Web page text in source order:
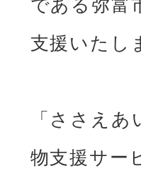
⽀援いたし
「ささえ
物⽀援サー